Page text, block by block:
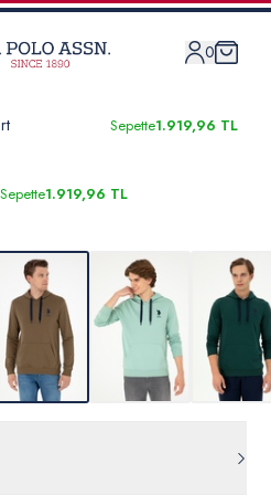
0
Sepette1.919,96 TL
Sepette1.919,96 TL